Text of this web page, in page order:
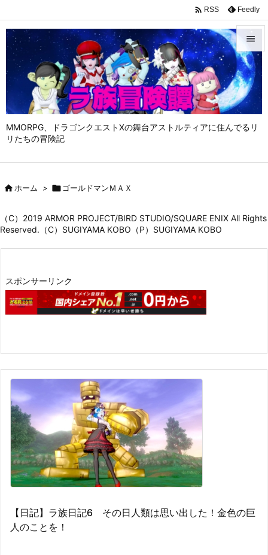
MMORPG、ドラゴンクエストⅩの舞台アストルティアに住んでるリ
リたちの冒険記


メニュ

サイド

 RSS Feedly
ホーム >  ゴールドマンＭＡＸ
（C）2019 ARMOR PROJECT/BIRD STUDIO/SQUARE ENIX All Rights
Reserved.（C）SUGIYAMA KOBO（P）SUGIYAMA KOBO
スポンサーリンク
【日記】ラ族日記6 その日人類は思い出した！金色の巨
人のことを！